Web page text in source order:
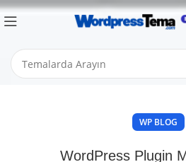
WP BLOG
WordPress Plugin